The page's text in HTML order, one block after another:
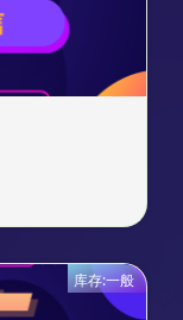
库存:一般